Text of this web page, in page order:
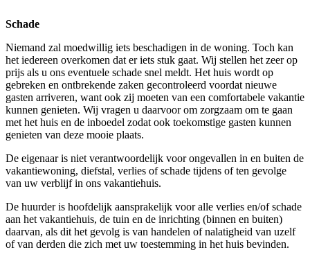
Schade
Niemand zal moedwillig iets beschadigen in de woning. Toch kan
het iedereen overkomen dat er iets stuk gaat. Wij stellen het zeer op
prijs als u ons eventuele schade snel meldt. Het huis wordt op
gebreken en ontbrekende zaken gecontroleerd voordat nieuwe
gasten arriveren, want ook zij moeten van een comfortabele vakantie
kunnen genieten. Wij vragen u daarvoor om zorgzaam om te gaan
met het huis en de inboedel zodat ook toekomstige gasten kunnen
genieten van deze mooie plaats.
De eigenaar is niet verantwoordelijk voor ongevallen in en buiten de
vakantiewoning, diefstal, verlies of schade tijdens of ten gevolge
van uw verblijf in ons vakantiehuis.
De huurder is hoofdelijk aansprakelijk voor alle verlies en/of schade
aan het vakantiehuis, de tuin en de inrichting (binnen en buiten)
daarvan, als dit het gevolg is van handelen of nalatigheid van uzelf
of van derden die zich met uw toestemming in het huis bevinden.